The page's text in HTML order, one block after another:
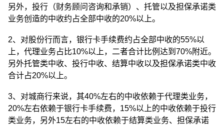
另外，投行（财务顾问咨询和承销）、托管以及担保承诺类
业务创造的中收约占全部中收的20%以上。
2、对股份行而言，银行卡手续费约占全部中收的55%以
上，代理业务占比10%以上，二者合计比例达到70%附近。
另外托管类中收、投行中收、结算中收以及担保承诺类中收
合计占20%以上。
3、对城商行来说，其40%左右的中收依赖于代理类业务，
20%左右依赖于银行卡手续费，15%以上的中收依赖于投行
类业务，另外15左右的中收依赖于结算类业务、担保承诺